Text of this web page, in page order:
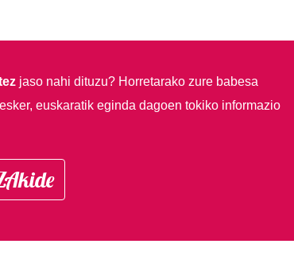
jaso nahi dituzu? Horretarako zure babesa
euskaratik eginda dagoen tokiko informazio